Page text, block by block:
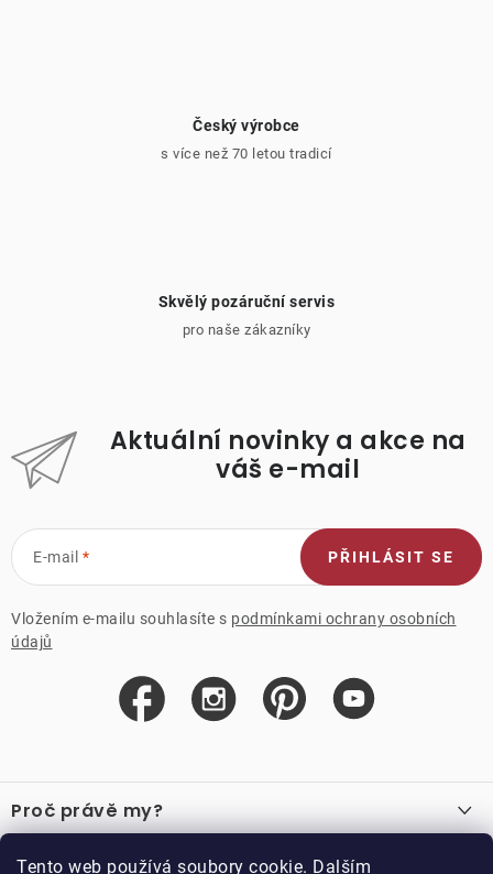
Tento web používá soubory cookie. Dalším
Český výrobce
s více než 70 letou tradicí
Skvělý pozáruční servis
pro naše zákazníky
Aktuální novinky a akce na
váš e-mail
E-mail
Vložením e-mailu souhlasíte s podmínkami ochrany osobních
údajů
PŘIHLÁSIT SE
á
p
a
Proč právě my?
Důležité odkazy